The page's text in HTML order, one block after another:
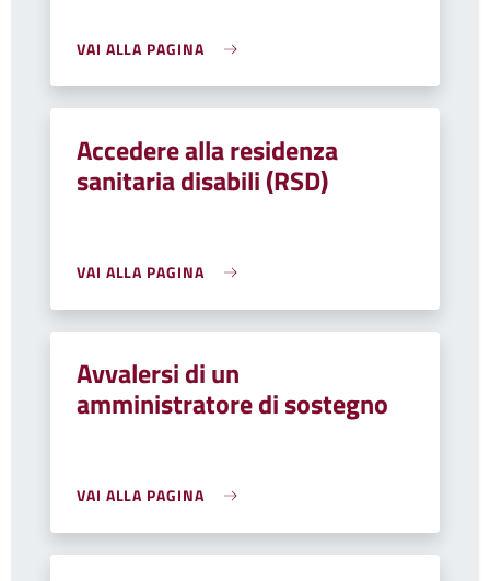
VAI ALLA PAGINA
Accedere alla residenza
sanitaria disabili (RSD)
VAI ALLA PAGINA
Avvalersi di un
amministratore di sostegno
VAI ALLA PAGINA